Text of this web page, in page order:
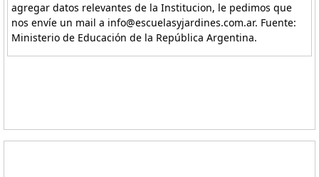
agregar datos relevantes de la Institucion, le pedimos que
nos envíe un mail a info@escuelasyjardines.com.ar. Fuente:
Ministerio de Educación de la República Argentina.